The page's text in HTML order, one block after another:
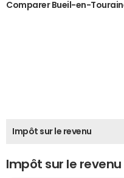
Comparer Bueil-en-
Impôt sur le revenu
Impôt sur le